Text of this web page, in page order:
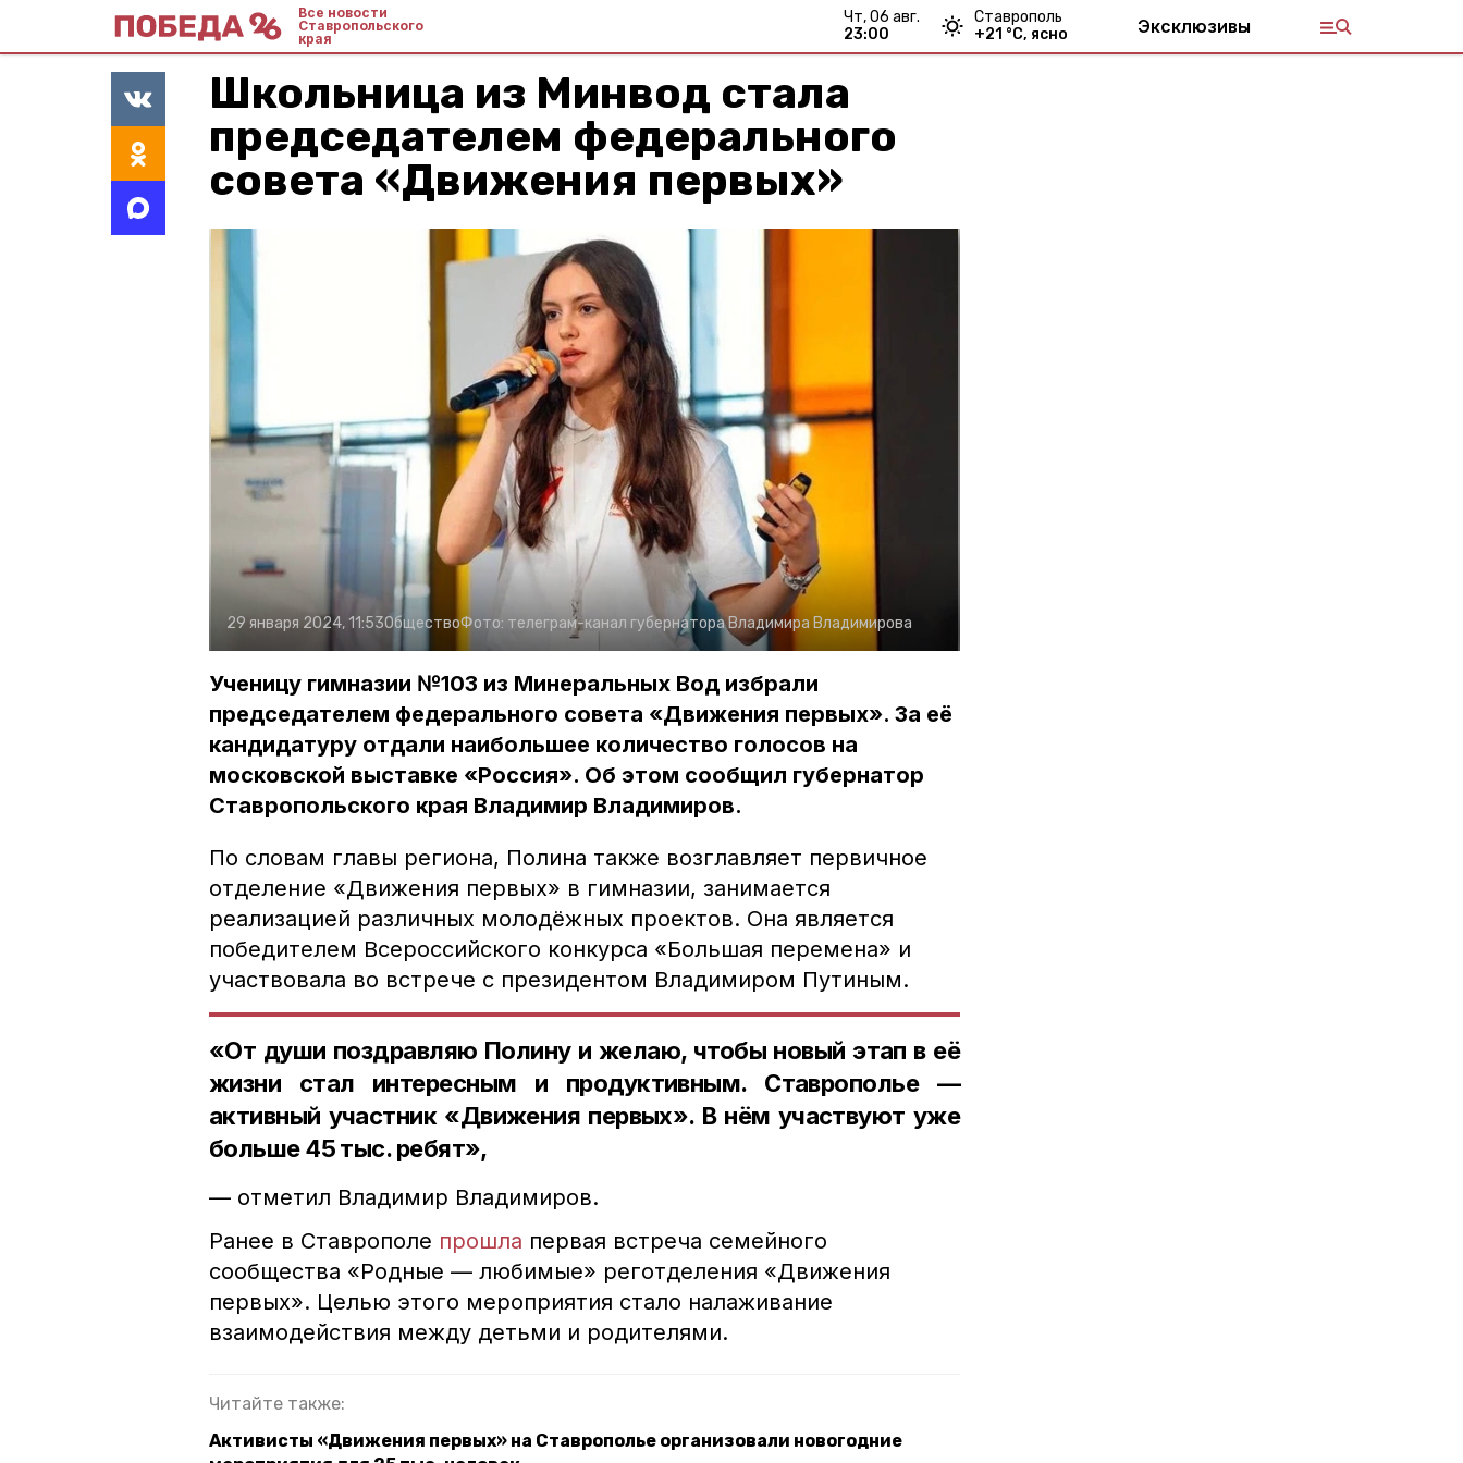
Все новости
Ставропольского
края
чт, 06 авг.
23:00
Ставрополь
+21 °С, ясно Эксклюзивы
Школьница из Минвод стала
председателем федерального
совета «Движения первых»
29 января 2024, 11:53ОбществоФото: телеграм-канал губернатора Владимира Владимирова
Ученицу гимназии №103 из Минеральных Вод избрали
председателем федерального совета «Движения первых». За её
кандидатуру отдали наибольшее количество голосов на
московской выставке «Россия». Об этом сообщил губернатор
Ставропольского края Владимир Владимиров.
По словам главы региона, Полина также возглавляет первичное
отделение «Движения первых» в гимназии, занимается
реализацией различных молодёжных проектов. Она является
победителем Всероссийского конкурса «Большая перемена» и
участвовала во встрече с президентом Владимиром Путиным.
«От души поздравляю Полину и желаю, чтобы новый этап в её
жизни стал интересным и продуктивным. Ставрополье —
активный участник «Движения первых». В нём участвуют уже
больше 45 тыс. ребят»,
— отметил Владимир Владимиров.
Ранее в Ставрополе прошла первая встреча семейного
сообщества «Родные — любимые» реготделения «Движения
первых». Целью этого мероприятия стало налаживание
взаимодействия между детьми и родителями.
Читайте также:
Активисты «Движения первых» на Ставрополье организовали новогодние